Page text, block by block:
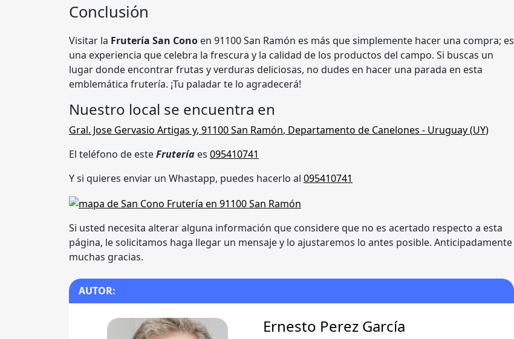
Conclusión
Visitar la Frutería San Cono en 91100 San Ramón es más que simplemente hacer una compra; es
una experiencia que celebra la frescura y la calidad de los productos del campo. Si buscas un
lugar donde encontrar frutas y verduras deliciosas, no dudes en hacer una parada en esta
emblemática frutería. ¡Tu paladar te lo agradecerá!
Nuestro local se encuentra en
Gral. Jose Gervasio Artigas y, 91100 San Ramón, Departamento de Canelones - Uruguay (UY)
El teléfono de esteFrutería es 095410741
Y si quieres enviar un Whastapp, puedes hacerlo al 095410741
Si usted necesita alterar alguna información que considere que no es acertado respecto a esta
página, le solicitamos haga llegar un mensaje y lo ajustaremos lo antes posible. Anticipadamente
muchas gracias.
AUTOR:
Ernesto Perez García